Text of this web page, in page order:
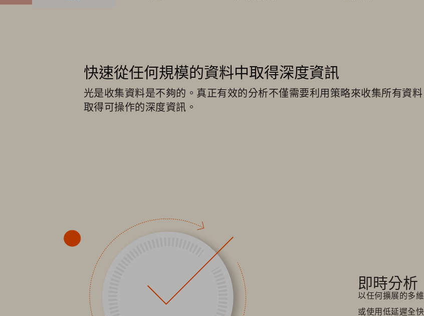
快速從任何規模的資料中取得深度資訊
光是收集資料是不夠的。真正有效的分析不僅需要利用策略來收集所有資
取得可操作的深度資訊。
即時分析
以任何擴展的多
或使用低延遲全